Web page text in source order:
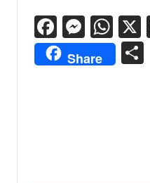
Share